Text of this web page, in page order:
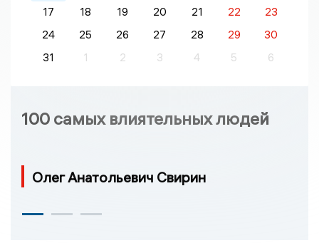
17
18 19 20 21 22
23
24
25 26 27 28 29
30
31
1 2 3 4 5 6
100 самых влиятельных людей
Олег Анатольевич Свирин